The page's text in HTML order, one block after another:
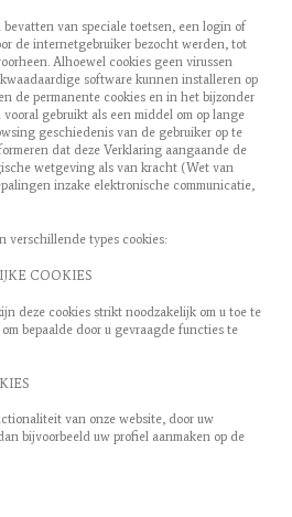
van speciale toetsen, een login of
de internetgebruiker bezocht werden, tot
Alhoewel cookies geen virussen
software kunnen installeren op
de permanente cookies en in het bijzonder
gebruikt als een middel om op lange
geschiedenis van de gebruiker op te
dat deze Verklaring aangaande de
wetgeving als van kracht (Wet van
inzake elektronische communicatie,
verschillende types cookies:
COOKIES
deze cookies strikt noodzakelijk om u toe te
bepaalde door u gevraagde functies te
van onze website, door uw
bijvoorbeeld uw profiel aanmaken op de